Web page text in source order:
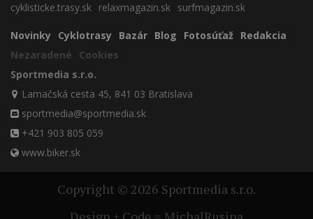
cyklisticke.trasy.sk relaxmagazin.sk surfmagazin.sk
Novinky Cyklotrasy Bazár Blog Fotosúťaž Redakcia
Nezaradené
Cookies
Sportmedia s.r.o.
Lamačská cesta 45, 841 03 Bratislava
sportmedia@sportmedia.sk
+421 903 805 059
www.biker.sk
Copyright © 2026 Sportmedia s.r.o.